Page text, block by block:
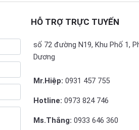
HỖ TRỢ TRỰC TUYẾN
số 72 đường N19, Khu Phố 1,
Dương
Mr.Hiệp: 0931 457 755
Hotline: 0973 824 746
Ms.Thắng: 0933 646 360